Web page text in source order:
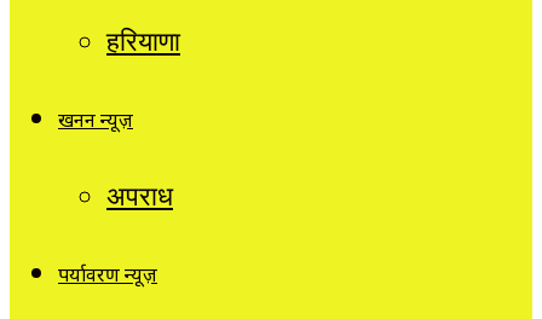
हरियाणा
खनन न्यूज़
अपराध
पर्यावरण न्यूज़